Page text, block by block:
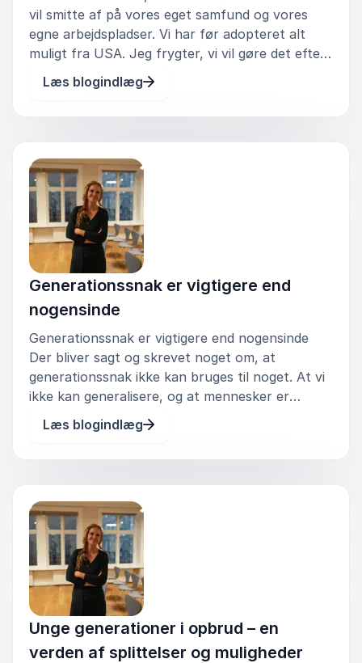
vil smitte af på vores eget samfund og vores
egne arbejdspladser. Vi har før adopteret alt
muligt fra USA. Jeg frygter, vi vil gøre det efter.
Når frygt bliver et ledelsesredskab Ledelse er
allerede og har længe været under pres. Vi har
Læs blogindlæg
Generationssnak er vigtigere end
nogensinde
Generationssnak er vigtigere end nogensinde
Der bliver sagt og skrevet noget om, at
generationssnak ikke kan bruges til noget. At vi
ikke kan generalisere, og at mennesker er
individuelle. Selvfølgelig er vi det. Men det er
også et faktum, at vi alle er vokset op i
Læs blogindlæg
Unge generationer i opbrud – en
verden af splittelser og muligheder